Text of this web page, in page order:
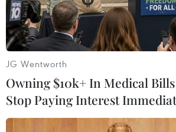
#vũ trụ ảo
#Instagram #WhatsApp
Theo dõi VietnamPlus
JG Wentworth
Owning $10k+ In Medical
Stop Paying Interest